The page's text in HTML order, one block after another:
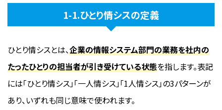
1-1.ひとり情シスの定義
ひとり情シスとは、企業の情報システム部門の業務を社内の
たったひとりの担当者が引き受けている状態を指します。表記
には「ひとり情シス」「一人情シス」「1人情シス」の3パターンが
あり、いずれも同じ意味で使われます。